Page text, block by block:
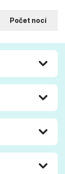
Počet nocí